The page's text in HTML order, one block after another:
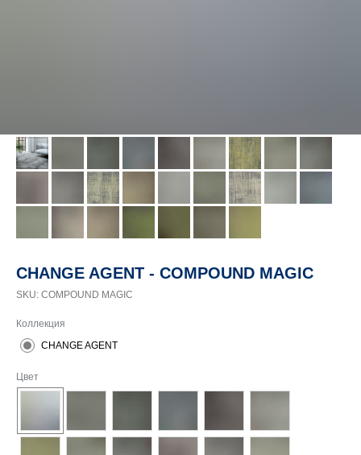
CHANGE AGENT - COMPOUND MAGIC
SKU: COMPOUND MAGIC
Коллекция
CHANGE AGENT
Цвет